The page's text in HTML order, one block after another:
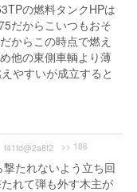
の燃料タンクHPは
だからこいつもおそ
からこの時点で燃え
他の東側車輌より薄
やすいが成立すると
f41fd@2a8f2 >> 186
たれないよう立ち回
れて弾も外す木主が